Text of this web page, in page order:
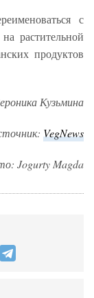
с
растительной
продуктов
Кузьмина
VegNews
Jogurty Magda